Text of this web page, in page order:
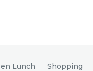
Lunch Shopping